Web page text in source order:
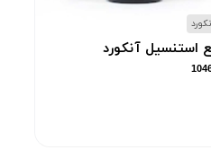
استنسیل آنکورد